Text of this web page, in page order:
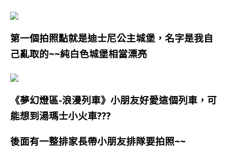
第一個拍照點就是迪士尼公主城堡，名字是我自
己亂取的~~純白色城堡相當漂亮
《夢幻燈區-浪漫列車》小朋友好愛這個列車，可
能想到湯瑪士小火車???
後面有一整排家長帶小朋友排隊要拍照~~